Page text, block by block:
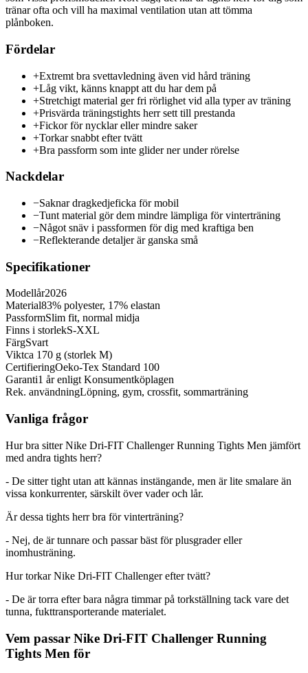
tränar ofta och vill ha maximal ventilation utan att tömma
plånboken.
Fördelar
+Extremt bra svettavledning även vid hård träning
+Låg vikt, känns knappt att du har dem på
+Stretchigt material ger fri rörlighet vid alla typer av träning
+Prisvärda träningstights herr sett till prestanda
+Fickor för nycklar eller mindre saker
+Torkar snabbt efter tvätt
+Bra passform som inte glider ner under rörelse
Nackdelar
−Saknar dragkedjeficka för mobil
−Tunt material gör dem mindre lämpliga för vinterträning
−Något snäv i passformen för dig med kraftiga ben
−Reflekterande detaljer är ganska små
Specifikationer
Modellår2026
Material83% polyester, 17% elastan
PassformSlim fit, normal midja
Finns i storlekS-XXL
FärgSvart
Viktca 170 g (storlek M)
CertifieringOeko-Tex Standard 100
Garanti1 år enligt Konsumentköplagen
Rek. användningLöpning, gym, crossfit, sommarträning
Vanliga frågor
Hur bra sitter Nike Dri-FIT Challenger Running Tights Men jämfört
med andra tights herr?
- De sitter tight utan att kännas instängande, men är lite smalare än
vissa konkurrenter, särskilt över vader och lår.
Är dessa tights herr bra för vinterträning?
- Nej, de är tunnare och passar bäst för plusgrader eller
inomhusträning.
Hur torkar Nike Dri-FIT Challenger efter tvätt?
- De är torra efter bara några timmar på torkställning tack vare det
tunna, fukttransporterande materialet.
Vem passar Nike Dri-FIT Challenger Running
Tights Men för